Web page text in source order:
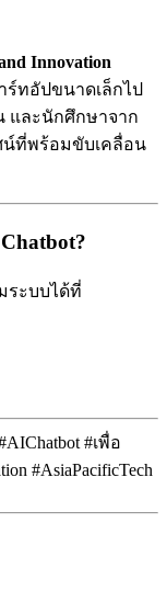
Innovation
ร์ทอัปขนาดเล็กไป
และนักศึกษาจาก
น์ที่พร้อมขับเคลื่อน
ระบบได้ที่
#เพื่อ
#AsiaPacificTech